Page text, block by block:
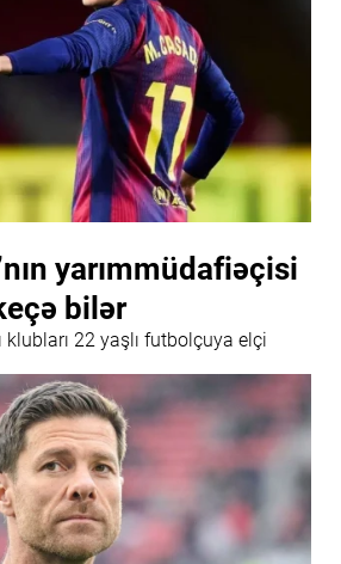
yarımmüdafiəçisi
bilər
22 yaşlı futbolçuya elçi